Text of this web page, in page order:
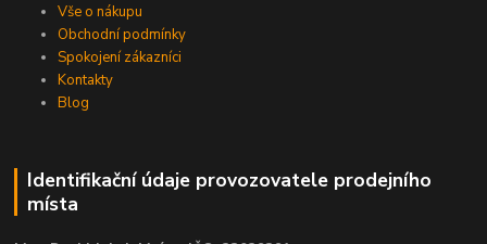
Vše o nákupu
Obchodní podmínky
Spokojení zákazníci
Kontakty
Blog
Identifikační údaje provozovatele prodejního
místa